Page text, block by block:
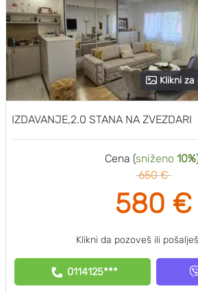
Klikni
IZDAVANJE,2.0 STANA NA ZVEZDARI
Cena (sniženo 10%
650 €
580 €
Klikni da pozoveš ili
0114125***